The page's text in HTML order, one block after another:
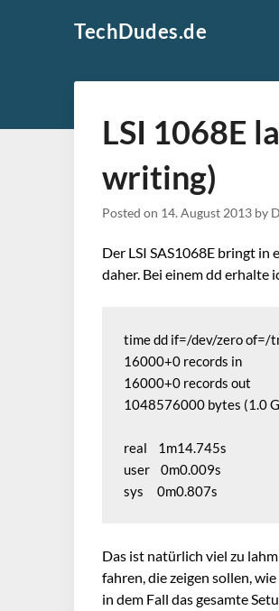
TechDudes.de
LSI 1068E
writing)
Posted on 14. August 2013 by
Der LSI SAS1068E bringt
daher. Bei einem dd erhalte
time dd if=/dev/zero
16000+0 records in
16000+0 records out
1048576000 bytes (1.0
real    1m14.745s
user    0m0.009s
sys     0m0.807s
Das ist natürlich viel zu
fahren, die zeigen sollen,
in dem Fall das gesamte